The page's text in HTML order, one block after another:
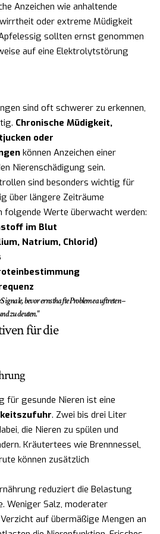
Anzeichen wie anhaltende
oder extreme Müdigkeit
sollten ernst genommen
auf eine Elektrolytstörung
sind oft schwerer zu erkennen,
Chronische Müdigkeit,
oder
können Anzeichen einer
Nierenschädigung sein.
sind besonders wichtig für
über längere Zeiträume
folgende Werte überwacht werden:
im Blut
Natrium, Chlorid)
bevor ernsthafte Probleme auftreten –
zu deuten."
für die
für gesunde Nieren ist eine
. Zwei bis drei Liter
die Nieren zu spülen und
Kräutertees wie Brennnessel,
können zusätzlich
reduziert die Belastung
Weniger Salz, moderater
auf übermäßige Mengen an